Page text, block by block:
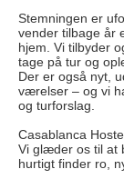
Stemningen er
vender tilbage år
hjem. Vi tilbyder
tage på tur og
Der er også nyt,
værelser – og vi
og turforslag.
Casablanca
Vi glæder os til at
hurtigt finder ro,